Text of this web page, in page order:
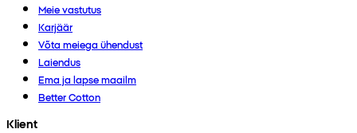
Meie vastutus
Karjäär
Võta meiega ühendust
Laiendus
Ema ja lapse maailm
Better Cotton
Klient